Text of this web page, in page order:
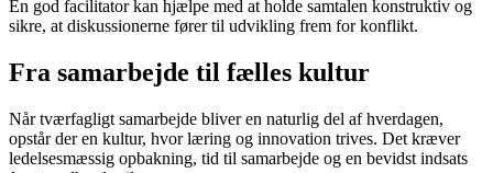
En god facilitator kan hjælpe med at holde samtalen konstruktiv og
sikre, at diskussionerne fører til udvikling frem for konflikt.
Fra samarbejde til fælles kultur
Når tværfagligt samarbejde bliver en naturlig del af hverdagen,
opstår der en kultur, hvor læring og innovation trives. Det kræver
ledelsesmæssig opbakning, tid til samarbejde og en bevidst indsats